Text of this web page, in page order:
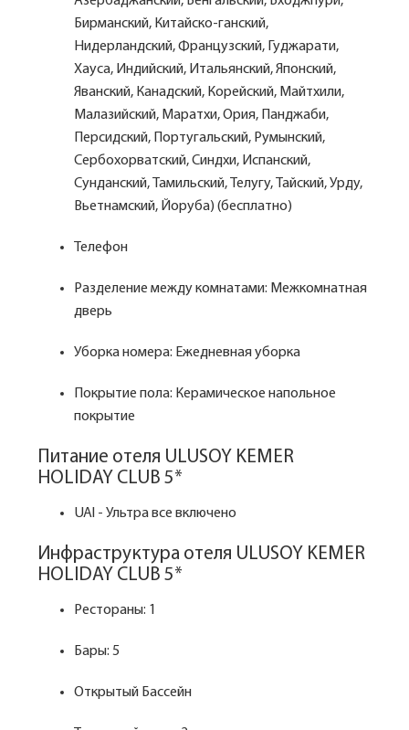
Бирманский, Китайско-ганский,
Нидерландский, Французский, Гуджарати,
Хауса, Индийский, Итальянский, Японский,
Яванский, Канадский, Корейский, Майтхили,
Малазийский, Маратхи, Ория, Панджаби,
Персидский, Португальский, Румынский,
Сербохорватский, Синдхи, Испанский,
Сунданский, Тамильский, Телугу, Тайский, Урду,
Вьетнамский, Йоруба) (бесплатно)
Телефон
Разделение между комнатами: Межкомнатная
дверь
Уборка номера: Ежедневная уборка
Покрытие пола: Керамическое напольное
покрытие
Питание отеля ULUSOY KEMER
HOLIDAY CLUB 5*
UAl - Ультра все включено
Инфраструктура отеля ULUSOY KEMER
HOLIDAY CLUB 5*
Рестораны: 1
Бары: 5
Открытый Бассейн